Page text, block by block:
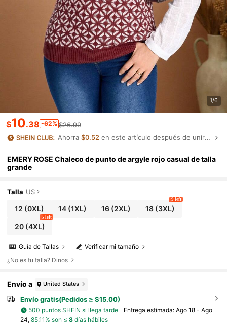
1/6
$10.38 -62% $26.99
Ahorra$0.52 en este artículo después de unirte.
EMERY ROSE Chaleco de punto de argyle rojo casual de talla
grande
Talla US
12 (0XL) 14 (1XL) 16(2XL) 18(3XL)
9 left
20(4XL)
5 left
Verificar mi tamaño
Guía de Tallas
¿No es tu talla? Dinos
Envío a United States
Envío gratis(Pedidos ≥ $15.00)
500 puntos SHEIN si llega tarde Entrega estimada: Ago 18 - Ago
24, 85.11% son ≤ 8días hábiles